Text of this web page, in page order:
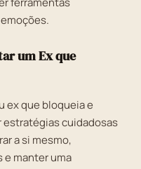
um Ex que
ex que bloqueia e
cuidadosas
a si mesmo,
e manter uma